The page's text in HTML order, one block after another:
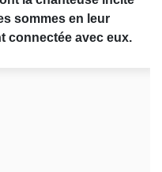
sommes en leur
connectée avec eux.